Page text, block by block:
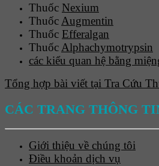
Thuốc Nexium
Thuốc Augmentin
Thuốc Efferalgan
Thuốc Alphachymotrypsin
các kiểu quan hệ bằng
Tổng hợp bài viết tại Tra Cứu
CÁC TRANG THÔNG
Giới thiệu về chúng tôi
Điều khoản dịch vụ